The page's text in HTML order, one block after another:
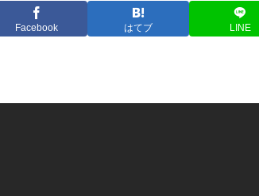
Facebook はてブ LINE